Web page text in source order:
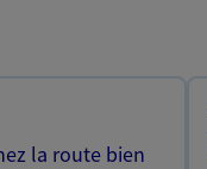
la route bien